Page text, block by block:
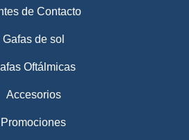
de Contacto
Gafas de sol
Oftálmicas
Accesorios
Promociones